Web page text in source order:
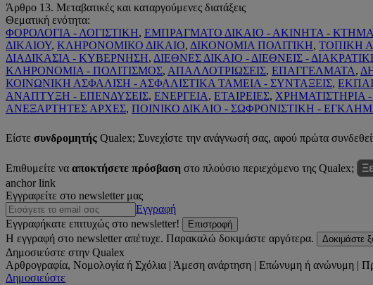
Άρθρο 13. Μεταβατικές και καταργούμενες διατάξεις
Θεματική ενότητα:
ΦΟΡΟΛΟΓΙΑ - ΛΟΓΙΣΤΙΚΗ, ΕΜΠΡΑΓΜΑΤΟ ΔΙΚΑΙΟ - ΑΚΙΝΗΤΑ -
ΔΙΚΑΙΟΥ, ΚΛΗΡΟΝΟΜΙΚΟ ΔΙΚΑΙΟ, ΔΙΚΟΝΟΜΙΑ ΠΟΛΙΤΙΚΗ, ΤΟΠΙΚΗ
ΔΙΑΔΙΚΑΣΙΑ - ΚΥΒΕΡΝΗΣΗ, ΔΙΕΘΝΕΣ ΔΙΚΑΙΟ - ΔΙΕΘΝΕΙΣ -
ΚΛΗΡΟΝΟΜΙΑ - ΠΟΛΙΤΙΣΜΟΣ, ΑΠΑΛΛΟΤΡΙΩΣΕΙΣ, ΕΠΑΓΓΕΛΜΑΤΑ,
ΚΟΙΝΩΝΙΚΗ ΑΣΦΑΛΙΣΗ - ΑΣΦΑΛΙΣΤΙΚΑ ΤΑΜΕΙΑ - ΣΥΝΤΑΞΕΙΣ,
ΑΝΑΠΤΥΞΗ - ΕΠΕΝΔΥΣΕΙΣ, ΕΝΕΡΓΕΙΑ, ΕΤΑΙΡΕΙΕΣ, ΧΡΗΜΑΤΙΣΤΗΡΙΑ
ΑΝΕΞΑΡΤΗΤΕΣ ΑΡΧΕΣ, ΠΟΙΝΙΚΟ ΔΙΚΑΙΟ - ΣΩΦΡΟΝΙΣΤΙΚΗ -
Είστε συνδρομητής Qualex; Συνεχίστε την ανάγνωσή σας, αφού πρώτα
Επιθυμείτε να αποκτήσετε πρόσβαση στο πλούσιο περιεχόμενο της Qualex;
anchor link
Εγγραφείτε στο newsletter μας
Εγγραφή
Εγγραφήκατε επιτυχώς στο newsletter!
Επιστροφή
Η εγγραφή στο newsletter απέτυχε. Παρακαλώ δοκιμάστε αργότερα. Δοκιμάστε
Δημοσιεύστε στην Qualex
Αρθρογραφία, Νομολογία ή Σχόλια | Άμεση ανάρτηση | Επώνυμη ή ανώνυμη |
Δημοσιεύστε